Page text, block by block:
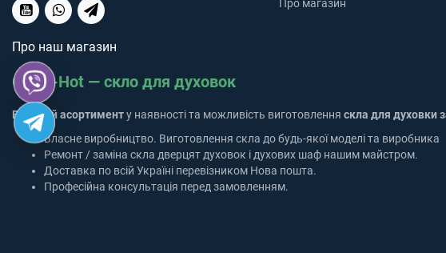
Про магазин
Про наш магазин
Glass-Hot — скло для духовок
Великий асортименту наявності та можливість виготовлення скла для духовки
Власне виробництво. Виготовлення скла до будь-якої моделі та виробника
Ремонт / заміна скла дверцят духовок і духових шаф нашим майстром.
Доставка по всій Україні перевізником Нова пошта.
Професійна консультація перед замовленням.